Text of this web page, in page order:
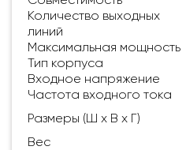
Количество выходных
линий
Максимальная мощность
Тип корпуса
Входное напряжение
Частота входного тока
Размеры (Ш x В x Г)
Вес